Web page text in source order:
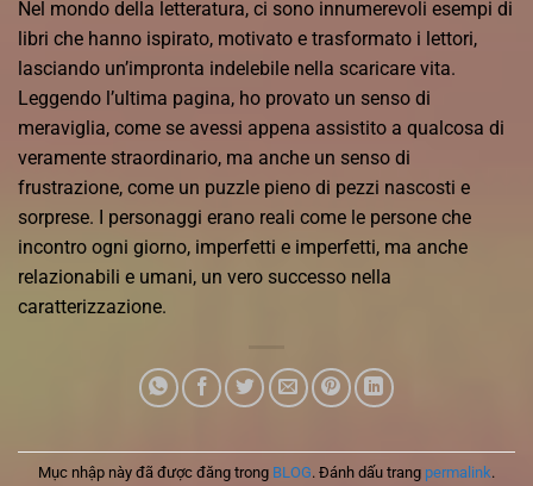
Nel mondo della letteratura, ci sono innumerevoli esempi di
libri che hanno ispirato, motivato e trasformato i lettori,
lasciando un’impronta indelebile nella scaricare vita.
Leggendo l’ultima pagina, ho provato un senso di
meraviglia, come se avessi appena assistito a qualcosa di
veramente straordinario, ma anche un senso di
frustrazione, come un puzzle pieno di pezzi nascosti e
sorprese. I personaggi erano reali come le persone che
incontro ogni giorno, imperfetti e imperfetti, ma anche
relazionabili e umani, un vero successo nella
caratterizzazione.
Mục nhập này đã được đăng trong BLOG. Đánh dấu trang permalink.